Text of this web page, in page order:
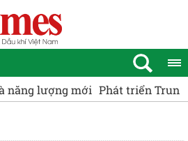
nghiệp - dịch vụ năng lượng